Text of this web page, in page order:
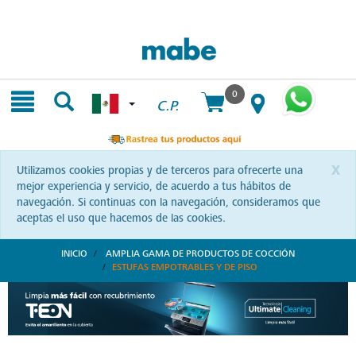
C.P.
0
x
Utilizamos cookies propias y de terceros para ofrecerte una
mejor experiencia y servicio, de acuerdo a tus hábitos de
navegación. Si continuas con la navegación, consideramos que
aceptas el uso que hacemos de las cookies.
INICIO
AMPLIA GAMA DE PRODUCTOS DE COCCIÓN
ESTUFAS EMPOTRABLES Y DE PISO